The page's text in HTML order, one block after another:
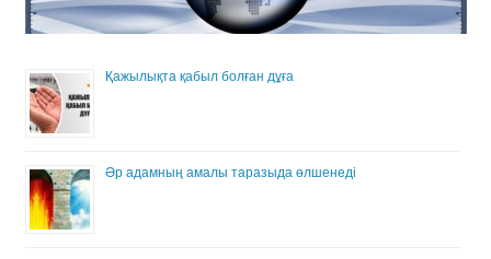
Қажылықта қабыл болған дұға
Әр адамның амалы таразыда өлшенеді